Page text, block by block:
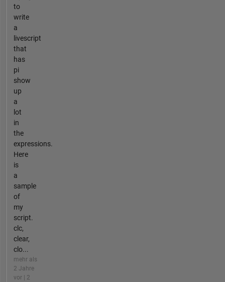
to
write
a
livescript
that
has
pi
show
up
a
lot
in
the
expressions.
Here
is
a
sample
of
my
script.
clc,
clear,
clo...
mehr als
2 Jahre
vor | 2